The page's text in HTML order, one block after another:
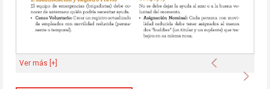
Anterior
Ver más [+]